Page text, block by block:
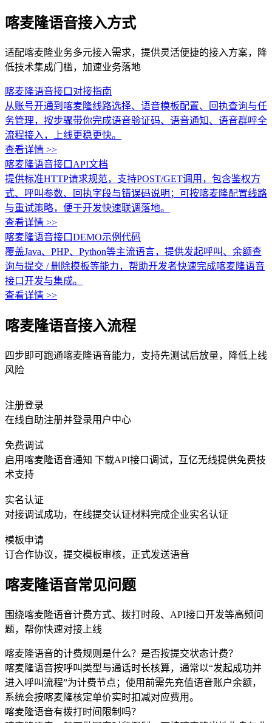
喀麦隆语音接入方式
适配喀麦隆业务多元接入需求，提供灵活便捷的接入方案，降
低技术集成门槛，加速业务落地
喀麦隆语音接口对接指南
从账号开通到喀麦隆线路选择、语音模板配置、回执查询与任
务管理，按步骤带你完成语音验证码、语音通知、语音群呼全
流程接入，上线更稳更快。
查看详情 >>
喀麦隆语音接口API文档
提供标准HTTP请求规范，支持POST/GET调用，包含鉴权方
式、呼叫参数、回执字段与错误码说明；可按喀麦隆配置线路
与重试策略，便于开发快速联调落地。
查看详情 >>
喀麦隆语音接口DEMO示例代码
覆盖Java、PHP、Python等主流语言，提供发起呼叫、余额查
询与提交 / 删除模板等能力，帮助开发者快速完成喀麦隆语音
接口开发与集成。
查看详情 >>
喀麦隆语音接入流程
四步即可跑通喀麦隆语音能力，支持先测试后放量，降低上线
风险
注册登录
在线自助注册并登录用户中心
免费调试
启用喀麦隆语音通知 下载API接口调试，互亿无线提供免费技
术支持
实名认证
对接调试成功，在线提交认证材料完成企业实名认证
模板申请
订合作协议，提交模板审核，正式发送语音
喀麦隆语音常见问题
围绕喀麦隆语音计费方式、拨打时段、API接口开发等高频问
题，帮你快速对接上线
喀麦隆语音的计费规则是什么？是否按提交状态计费？
喀麦隆语音按呼叫类型与通话时长核算，通常以“发起成功并
进入呼叫流程”为计费节点；使用前需先充值语音账户余额，
系统会按喀麦隆核定单价实时扣减对应费用。
喀麦隆语音有拨打时间限制吗？